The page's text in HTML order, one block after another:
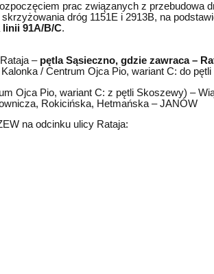
prac związanych z przebudowa
dróg 1151E i 2913B, na
linii 91A/B/C.
– pętla Sąsieczno, gdzie zawraca –
/ Centrum Ojca Pio, wariant C: do
Ojca Pio, wariant C: z pętli Skoszewy) –
Rokicińska, Hetmańska – JANÓW
na odcinku ulicy Rataja: